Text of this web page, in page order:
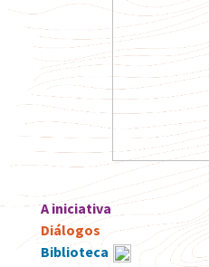
A iniciativa
Diálogos
Biblioteca